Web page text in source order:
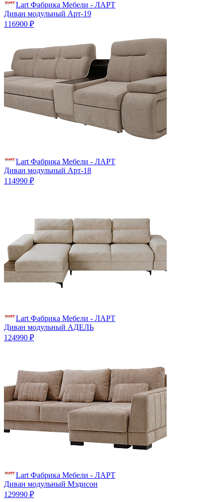
Lart Фабрика Мебели - ЛАРТ
Диван модульный Арт-19
116900 ₽
Lart Фабрика Мебели - ЛАРТ
Диван модульный Арт-18
114990 ₽
Lart Фабрика Мебели - ЛАРТ
Диван модульный АДЕЛЬ
124990 ₽
Lart Фабрика Мебели - ЛАРТ
Диван модульный Мэдисон
129990 ₽